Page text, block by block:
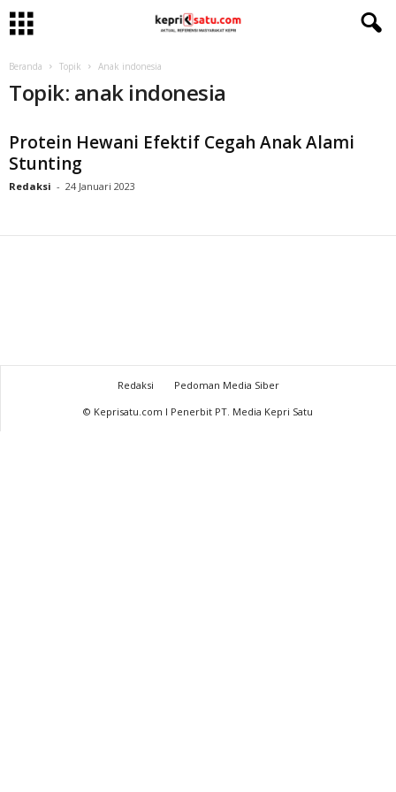
Beranda Topik Anak indonesia
Topik: anak indonesia
Protein Hewani Efektif Cegah Anak Alami
Stunting
Redaksi - 24 Januari 2023
Redaksi
Pedoman Media Siber
© Keprisatu.com I Penerbit PT. Media Kepri Satu